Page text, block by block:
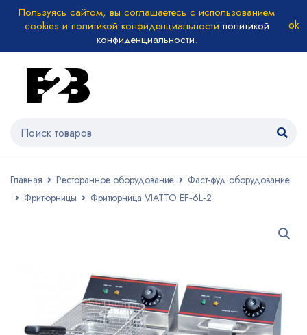
Пользуясь сайтом, вы соглашаетесь с использованием
cookies и политикой конфиденциальности политикой
конфиденциальности.
Главная Ресторанное оборудование
Фаст-фуд оборудование
Фритюрницы
Фритюрница VIATTO EF‑6L‑2